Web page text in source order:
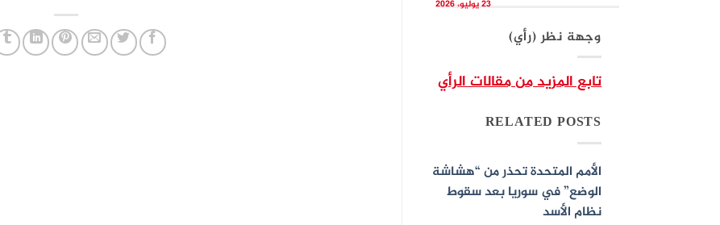
23 يوليو، 2026
وجهة نظر (رأي)
تابع المزيد من مقالات الرأي
RELATED POSTS
الأمم المتحدة تحذر من “هشاشة
الوضع” في سوريا بعد سقوط
نظام الأسد